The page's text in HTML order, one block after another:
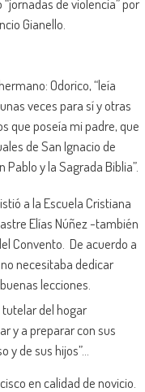
de violencia” por
Gianello.
Odorico, “leía
veces para sí y otras
que poseía mi padre, que
de San Ignacio de
y la Sagrada Biblia”.
a la Escuela Cristiana
Elías Núñez -también
Convento. De acuerdo a
necesitaba dedicar
lecciones.
del hogar
y a preparar con sus
de sus hijos”…
en calidad de novicio.